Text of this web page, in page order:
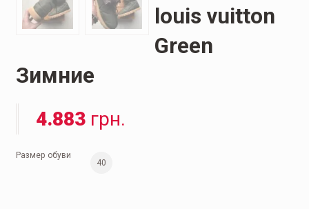
louis vuitton
Green
Зимние
4.883 грн.
Размер обуви
40